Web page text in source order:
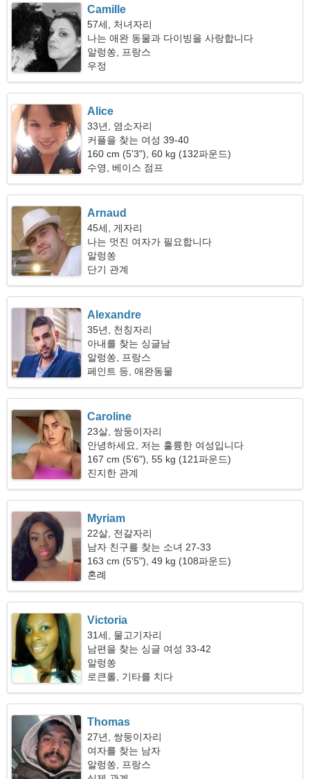
Camille
57세, 처녀자리
나는 애완 동물과 다이빙을 사랑합니다
알렁쏭, 프랑스
우정
Alice
33년, 염소자리
커플을 찾는 여성 39-40
160 cm (5'3"), 60 kg (132파운드)
수영, 베이스 점프
Arnaud
45세, 게자리
나는 멋진 여자가 필요합니다
알렁쏭
단기 관계
Alexandre
35년, 천칭자리
아내를 찾는 싱글남
알렁쏭, 프랑스
페인트 등, 애완동물
Caroline
23살, 쌍둥이자리
안녕하세요, 저는 훌륭한 여성입니다
167 cm (5'6"), 55 kg (121파운드)
진지한 관계
Myriam
22살, 전갈자리
남자 친구를 찾는 소녀 27-33
163 cm (5'5"), 49 kg (108파운드)
혼례
Victoria
31세, 물고기자리
남편을 찾는 싱글 여성 33-42
알렁쏭
로큰롤, 기타를 치다
Thomas
27년, 쌍둥이자리
여자를 찾는 남자
알렁쏭, 프랑스